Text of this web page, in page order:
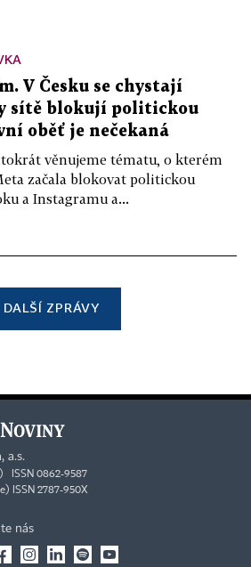
V Česku se chystají
sítě blokují politickou
oběť je nečekaná
věnujeme tématu, o kterém
začala blokovat politickou
a Instagramu a...
DALŠÍ ZPRÁVY
a.s.
ISSN 0862-9587
ISSN 2787-950X
nás